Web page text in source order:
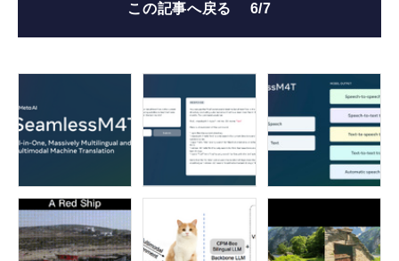
この記事へ戻る 6/7